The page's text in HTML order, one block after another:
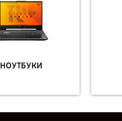
НОУТБУКИ